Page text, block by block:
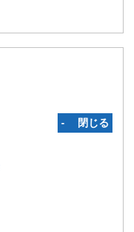
‐ 閉じる